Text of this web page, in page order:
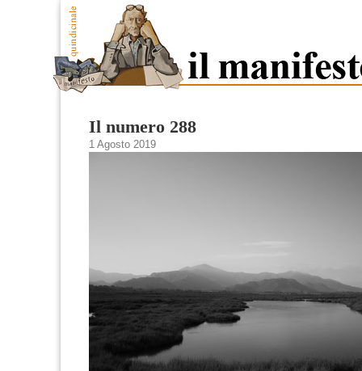
Il numero 288
1 Agosto 2019